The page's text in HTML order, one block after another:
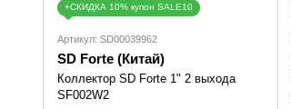
+СКИДКА 10% купон SALE10
Артикул: SD00039962
SD Forte (Китай)
Коллектор SD Forte 1" 2 выхода
SF002W2